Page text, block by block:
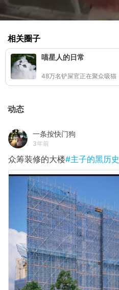
相关圈子
喵星人的日常
48万名铲屎官正在聚众吸猫
动态
一条按快门狗
3年前
众筹装修的大楼#主子的黑历史